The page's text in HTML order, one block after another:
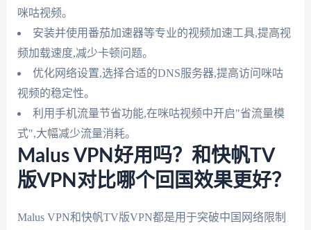
咪咕视频。
安装并使用番茄加速器等专业的视频加速工具,提高视
频加载速度,减少卡顿问题。
优化网络设置,选择合适的DNS服务器,提高访问咪咕
视频的稳定性。
利用手机流量节省功能,在咪咕视频中开启"省流量模
式",大幅减少流量消耗。
Malus VPN好用吗？和快帆TV
版VPN对比哪个回国效果更好？
Malus VPN和快帆TV版VPN都是用于突破中国网络限制